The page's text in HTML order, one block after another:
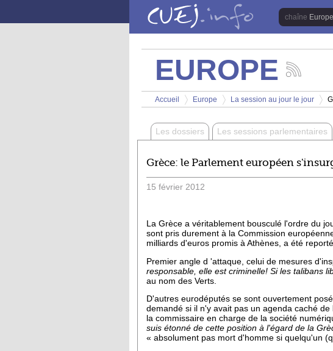
Europe
EUROPE
les
actualités
de
chaîne
Europe
Vous êtes ici
Accueil
>
Europe
>
La session au jour le jour
>
Les dossiers Les sessions parlementaires
Grèce: le Parlement européen
15 février 2012
La Grèce a véritablement bousculé l'ordre du
sont pris durement à la Commission
milliards d'euros promis à Athènes, a été
Premier angle d 'attaque, celui de mesures
responsable, elle est criminelle! Si les talibans
au nom des Verts.
D'autres eurodéputés se sont ouvertement
demandé si il n'y avait pas un agenda caché
la commissaire en charge de la société
suis étonné de cette position à l'égard de la
« absolument pas mort d'homme si quelqu'un